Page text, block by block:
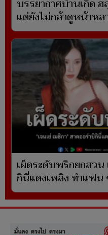
บรรยากาศบ้านเกิด ฮ
แต่ยังไม่กล้าดูหน้าหล
เผ็ดระดับพริกยกสวน
กินี่แดงเพลิง ทำแฟน